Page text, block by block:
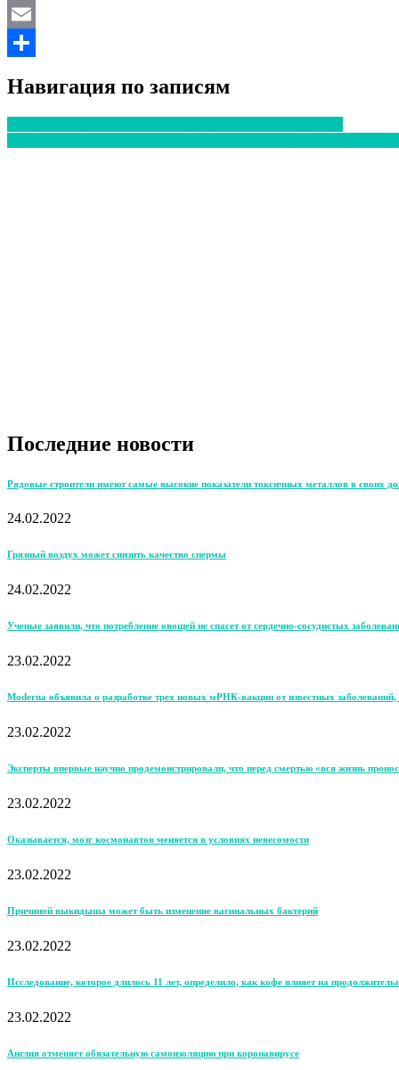
Twitter
Email
Навигация по записям
Последние новости
Рядовые строители имеют самые высокие показатели токсичных металлов в своих
24.02.2022
Грязный воздух может снизить качество спермы
24.02.2022
Ученые заявили, что потребление овощей не спасет от сердечно-сосудистых
23.02.2022
Moderna объявила о разработке трех новых мРНК-вакцин от известных заболеваний,
23.02.2022
Эксперты впервые научно продемонстрировали, что перед смертью «вся жизнь
23.02.2022
Оказывается, мозг космонавтов меняется в условиях невесомости
23.02.2022
Причиной выкидыша может быть изменение вагинальных бактерий
23.02.2022
Исследование, которое длилось 11 лет, определило, как кофе влияет на
23.02.2022
Англия отменяет обязательную самоизоляцию при коронавирусе